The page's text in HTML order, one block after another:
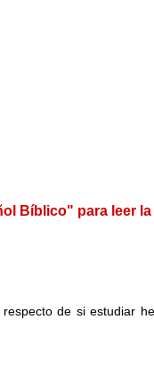
Bíblico" para leer
de si estudiar